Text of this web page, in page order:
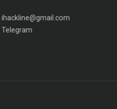
ihackline@gmail.com
Telegram